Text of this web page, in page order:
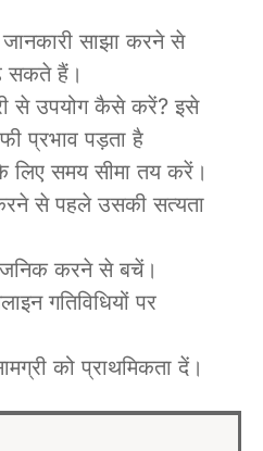
साझा करने से
सकते हैं।
से उपयोग कैसे करें? इसे
प्रभाव पड़ता है
लिए समय सीमा तय करें।
से पहले उसकी सत्यता
करने से बचें।
गतिविधियों पर
को प्राथमिकता दें।